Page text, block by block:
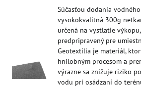
Súčasťou dodania
vysokokvalitná 300g
určená na vystlatie
predpripravený pre
Geotextília je materiál,
hnilobným procesom a
výrazne sa znižuje riziko
vodu pri osádzaní do